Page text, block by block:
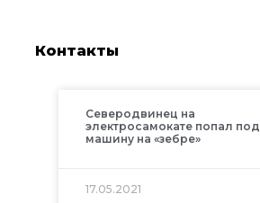
Контакты
Северодвинец на
электросамокате попал под
машину на «зебре»
17.05.2021